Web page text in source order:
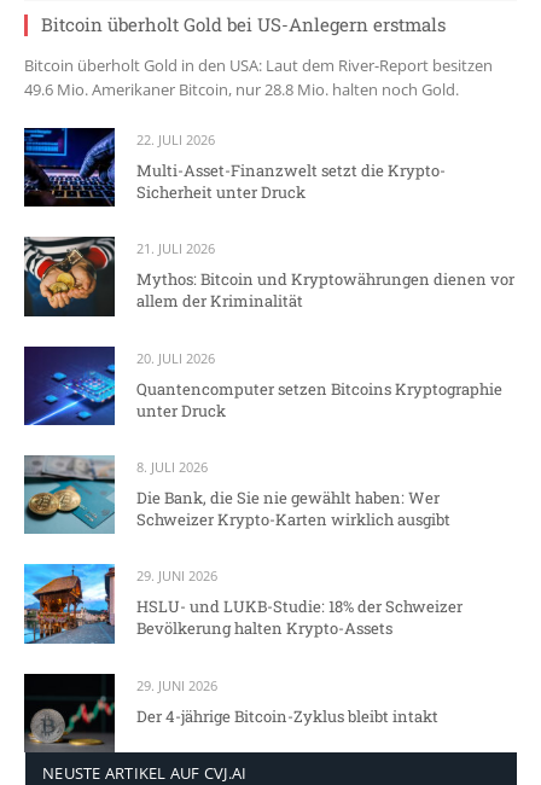
Bitcoin überholt Gold bei US-Anlegern erstmals
Bitcoin überholt Gold in den USA: Laut dem River-Report besitzen
49.6 Mio. Amerikaner Bitcoin, nur 28.8 Mio. halten noch Gold.
22. JULI 2026
Multi-Asset-Finanzwelt setzt die Krypto-
Sicherheit unter Druck
21. JULI 2026
Mythos: Bitcoin und Kryptowährungen dienen vor
allem der Kriminalität
20. JULI 2026
Quantencomputer setzen Bitcoins Kryptographie
unter Druck
8. JULI 2026
Die Bank, die Sie nie gewählt haben: Wer
Schweizer Krypto-Karten wirklich ausgibt
29. JUNI 2026
HSLU- und LUKB-Studie: 18% der Schweizer
Bevölkerung halten Krypto-Assets
29. JUNI 2026
Der 4-jährige Bitcoin-Zyklus bleibt intakt
NEUSTE ARTIKEL AUF CVJ.AI